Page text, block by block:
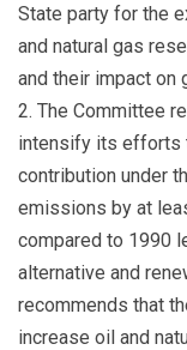
State party for the
and natural gas
and their impact on
2. The Committee
intensify its efforts
contribution under
emissions by at
compared to 1990
alternative and
recommends that
increase oil and